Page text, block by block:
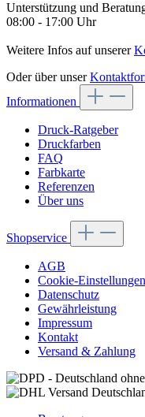
Unterstützung und
08:00 - 17:00 Uhr
Weitere Infos auf unserer
Oder über unser
Informationen
Druck-Ratgeber
Druckfarben
FAQ
Farbkarte
Referenzen
Über uns
Shopservice
AGB
Cookie-Einstellungen
Datenschutz
Gewährleistung
Impressum
Kontakt
Versand & Zahlung